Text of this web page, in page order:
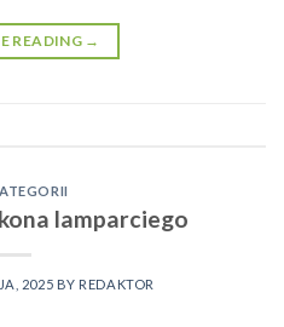
READING →
lamparciego
2025 BY REDAKTOR